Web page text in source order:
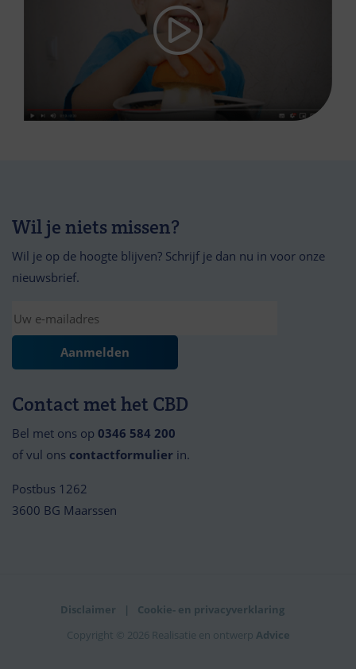
Wil je niets missen?
Wil je op de hoogte blijven? Schrijf je dan nu in voor onze
nieuwsbrief.
Contact met het CBD
Bel met ons op 0346 584 200
of vul ons contactformulier in.
Postbus 1262
3600 BG Maarssen
Disclaimer
Cookie- en privacyverklaring
Copyright © 2026 Realisatie en ontwerp Advice